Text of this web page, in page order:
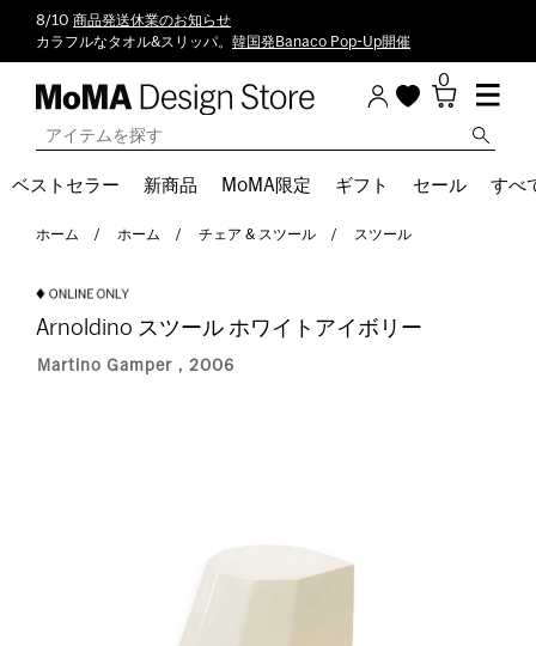
8/10 商品発送休業のお知らせ
カラフルなタオル&スリッパ。 韓国発Banaco Pop-Up開催
0
ベストセラー 新商品 MoMA限定 ギフト セール すべ
ホーム ホーム チェア & スツール スツール
Arnoldino スツール ホワイトアイボリー
Martino Gamper，2006